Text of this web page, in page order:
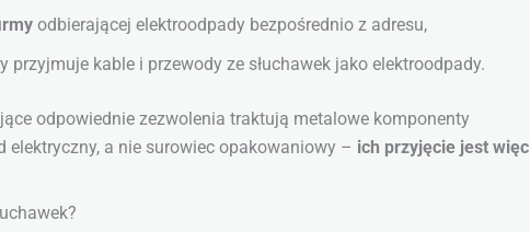
odbierającej elektroodpady bezpośrednio z adresu,
przyjmuje kable i przewody ze słuchawek jako elektroodpady.
odpowiednie zezwolenia traktują metalowe komponenty
elektryczny, a nie surowiec opakowaniowy – ich przyjęcie jest więc